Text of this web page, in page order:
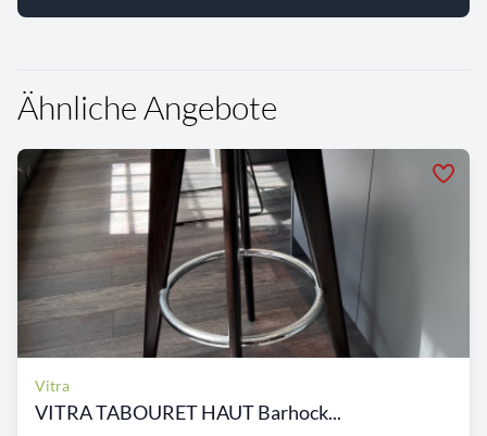
Ähnliche Angebote
Vitra
VITRA TABOURET HAUT Barhock...